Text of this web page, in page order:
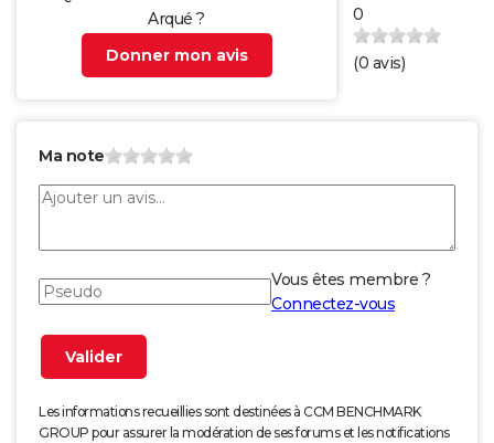
Arqué ?
Donner mon avis
0
(0 avis)
Ma note
Vous êtes membre ?
Connectez-vous
Les informations recueillies sont destinées à CCM BENCHMARK
GROUP pour assurer la modération de ses forums et les notifications